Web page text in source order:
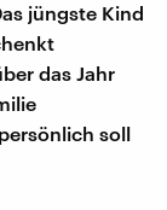
jüngste Kind
das Jahr
soll